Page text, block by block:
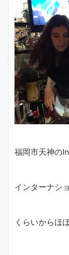
福岡市天神の
インターナシ
くらいからほ